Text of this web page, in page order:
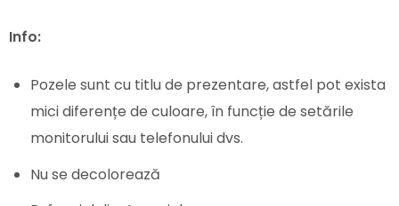
Info:
Pozele sunt cu titlu de prezentare, astfel pot exista
mici diferențe de culoare, în funcție de setările
monitorului sau telefonului dvs.
Nu se decolorează